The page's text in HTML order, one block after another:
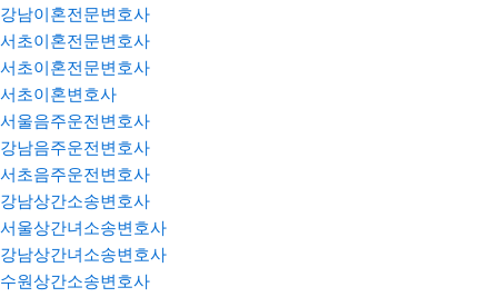
강남이혼전문변호사
서초이혼전문변호사
서초이혼전문변호사
서초이혼변호사
서울음주운전변호사
강남음주운전변호사
서초음주운전변호사
강남상간소송변호사
서울상간녀소송변호사
강남상간녀소송변호사
수원상간소송변호사